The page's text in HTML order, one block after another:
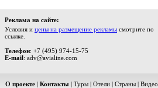
Реклама на сайте:
Условия и цены на размещение рекламы смотрите по
ссылке.
Телефон: +7 (495) 974-15-75
E-mail: adv@avialine.com
О проекте | Контакты | Туры | Отели | Страны | Видео